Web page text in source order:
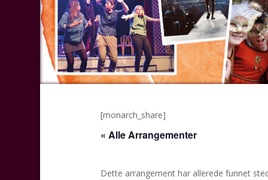
[monarch_share]
« Alle Arrangementer
Dette arrangement har allerede funnet